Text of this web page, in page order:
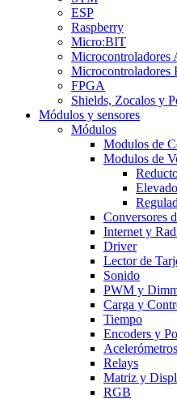
ESP
Raspberry
Micro:BIT
Microcontroladores
Microcontroladores
FPGA
Shields, Zocalos y
Módulos y sensores
Módulos
Modulos de
Modulos de
Conversores
Internet y
Driver
Lector de
Sonido
PWM y
Carga y
Tiempo
Encoders y
Relays
Matriz y
RGB